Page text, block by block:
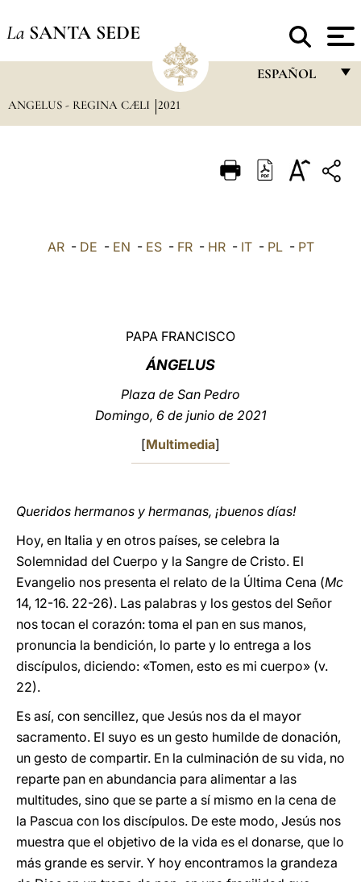
La SANTA SEDE
ESPAÑOL
ITALIANO
ANGELUS - REGINA CÆLI 2021
AR- DE - EN - ES- FR- HR- IT- PL- PT
PAPA FRANCISCO
ÁNGELUS
Plaza de San Pedro
Domingo, 6 de junio de 2021
[Multimedia]
Queridos hermanos y hermanas, ¡buenos días!
Hoy, en Italia y en otros países, se celebra la
Solemnidad del Cuerpo y la Sangre de Cristo. El
Evangelio nos presenta el relato de la Última Cena (Mc
14, 12-16. 22-26). Las palabras y los gestos del Señor
nos tocan el corazón: toma el pan en sus manos,
pronuncia la bendición, lo parte y lo entrega a los
discípulos, diciendo: «Tomen, esto es mi cuerpo» (v.
22).
Es así, con sencillez, que Jesús nos da el mayor
sacramento. El suyo es un gesto humilde de donación,
un gesto de compartir. En la culminación de su vida, no
reparte pan en abundancia para alimentar a las
multitudes, sino que se parte a sí mismo en la cena de
la Pascua con los discípulos. De este modo, Jesús nos
muestra que el objetivo de la vida es el donarse, que lo
más grande es servir. Y hoy encontramos la grandeza